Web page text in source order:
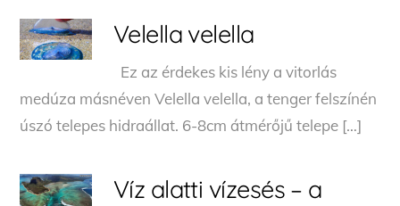
Velella velella
Ez az érdekes kis lény a vitorlás
medúza másnéven Velella velella, a tenger felszínén
úszó telepes hidraállat. 6-8cm átmérőjű telepe […]
Víz alatti vízesés – a